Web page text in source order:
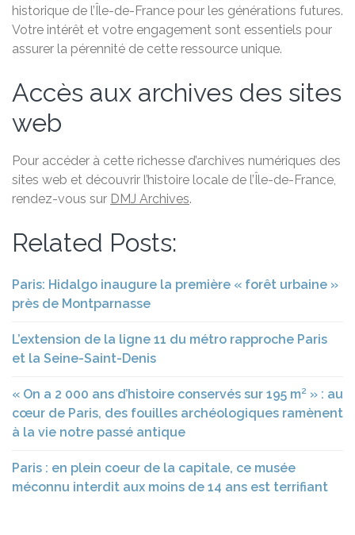
historique de l’Île-de-France pour les générations futures.
Votre intérêt et votre engagement sont essentiels pour
assurer la pérennité de cette ressource unique.
Accès aux archives des sites
web
Pour accéder à cette richesse d’archives numériques des
sites web et découvrir l’histoire locale de l’Île-de-France,
rendez-vous sur DMJ Archives.
Related Posts:
Paris: Hidalgo inaugure la première « forêt urbaine »
près de Montparnasse
L’extension de la ligne 11 du métro rapproche Paris
et la Seine-Saint-Denis
« On a 2 000 ans d’histoire conservés sur 195 m² » : au
cœur de Paris, des fouilles archéologiques ramènent
à la vie notre passé antique
Paris : en plein coeur de la capitale, ce musée
méconnu interdit aux moins de 14 ans est terrifiant